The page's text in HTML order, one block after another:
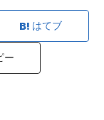
はてブ
ー